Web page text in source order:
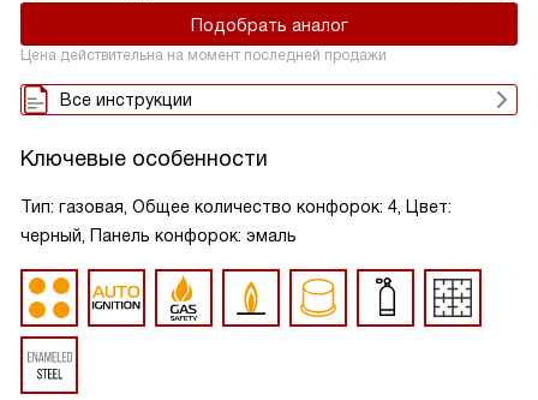
Подобрать аналог
Цена действительна на момент последней продажи
Все инструкции
Ключевые особенности
Тип: газовая, Общее количество конфорок: 4, Цвет:
черный, Панель конфорок: эмаль